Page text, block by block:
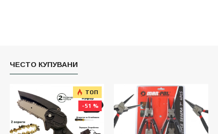
ЧЕСТО КУПУВАНИ
ТОП
-51 %